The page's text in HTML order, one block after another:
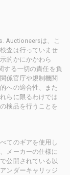
Auctioneersは、こ
査は行っていませ
的かにかかわら
する一切の責任を負
係官庁や規制機関
への適合性、また
らに限るわけでは
検品を行うことを
てのギアを使用し
メーカーの仕様に
公開されている以
ンダーキャリッジ